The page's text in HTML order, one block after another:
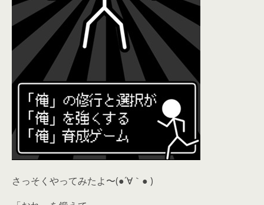
さっそくやってみたよ〜(●´∀｀● )